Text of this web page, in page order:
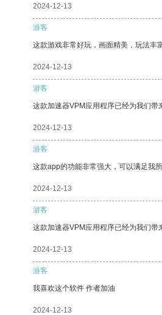
2024-12-13
游客
这款游戏非常好玩，画面精美，玩法丰富
2024-12-13
游客
这款加速器VPM应用程序已经为我们带
2024-12-13
游客
这款app的功能非常强大，可以满足我
2024-12-13
游客
这款加速器VPM应用程序已经为我们带
2024-12-13
游客
我喜欢这个软件 作者加油
2024-12-13